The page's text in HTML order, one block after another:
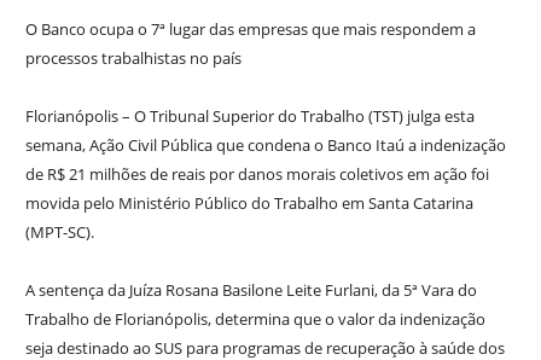
O Banco ocupa o 7ª lugar das empresas que mais respondem a
processos trabalhistas no país
Florianópolis – O Tribunal Superior do Trabalho (TST) julga esta
semana, Ação Civil Pública que condena o Banco Itaú a indenização
de R$ 21 milhões de reais por danos morais coletivos em ação foi
movida pelo Ministério Público do Trabalho em Santa Catarina
(MPT-SC).
A sentença da Juíza Rosana Basilone Leite Furlani, da 5ª Vara do
Trabalho de Florianópolis, determina que o valor da indenização
seja destinado ao SUS para programas de recuperação à saúde dos